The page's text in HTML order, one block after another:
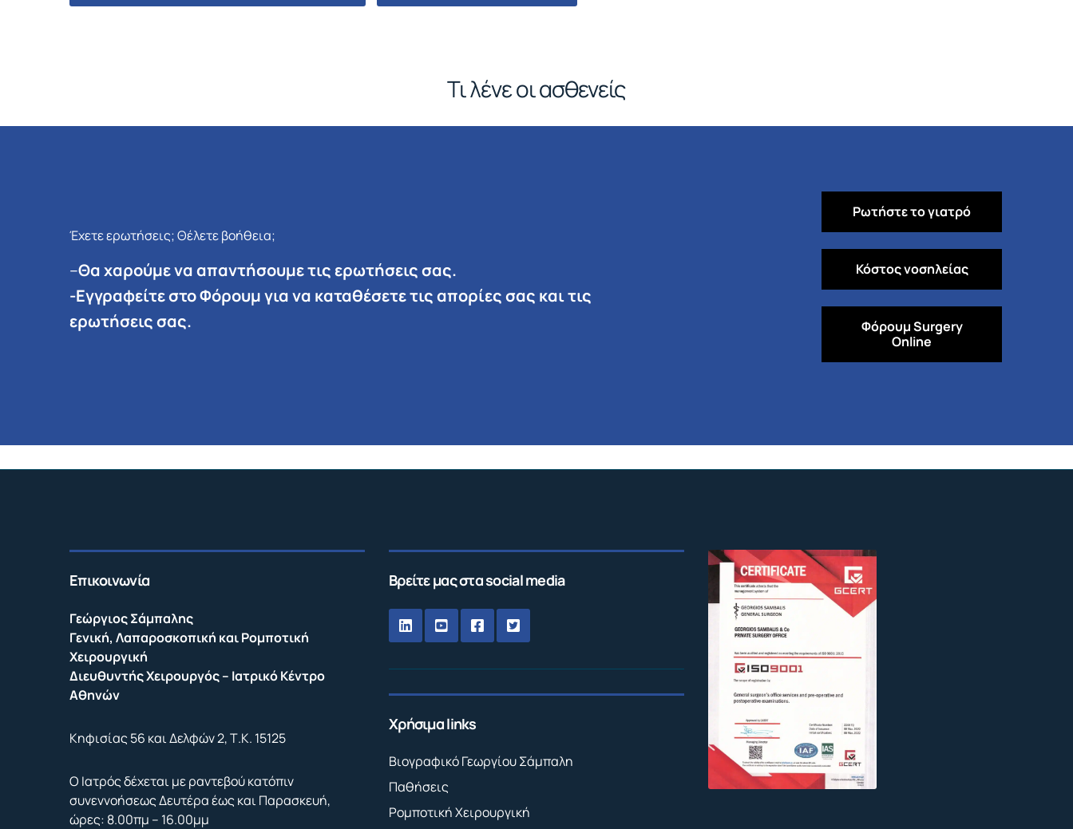
Τι λένε οι ασθενείς
Έχετε ερωτήσεις; Θέλετε βοήθεια;
–Θα χαρούμε να απαντήσουμε τις ερωτήσεις σας.
-Εγγραφείτε στο Φόρουμ για να καταθέσετε τις απορίες σας και τις
ερωτήσεις σας.
Ρωτήστε το γιατρό
Κόστος νοσηλείας
ΦόρουμSurgery
Online
Επικοινωνία
Γεώργιος Σάμπαλης
Γενική, Λαπαροσκοπική και Ρομποτική
Χειρουργική
Διευθυντής Χειρουργός – Ιατρικό Κέντρο
Αθηνών
Κηφισίας 56 και Δελφών 2, Τ.Κ. 15125
Ο Ιατρός δέχεται με ραντεβού κατόπιν
συνεννοήσεως Δευτέρα έως και Παρασκευή,
ώρες: 8.00πμ – 16.00μμ
Βρείτε μας στα social media
Χρήσιμα links
Βιογραφικό Γεωργίου Σάμπαλη
Παθήσεις
Ρομποτική Χειρουργική